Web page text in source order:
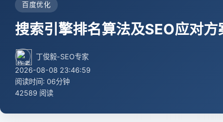
百度优化
搜索引擎排名算法及SEO应对方
丁俊毅-SEO专家
2026-08-08 23:46:59
阅读时间: 06分钟
42589 阅读